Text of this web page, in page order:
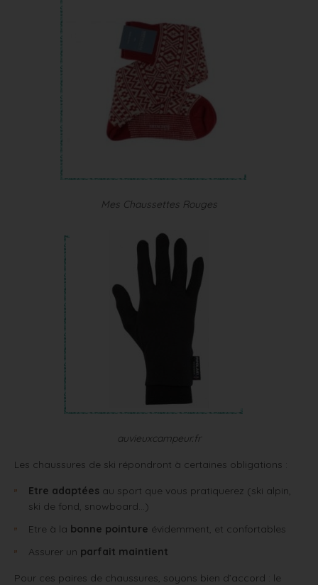
Mes Chaussettes Rouges
auvieuxcampeur.fr
Les chaussures de ski répondront à certaines obligations :
Etre adaptées au sport que vous pratiquerez (ski alpin,
ski de fond, snowboard…)
Etre à la bonne pointure évidemment, et confortables
Assurer un parfait maintient
Pour ces paires de chaussures, soyons bien d’accord : le